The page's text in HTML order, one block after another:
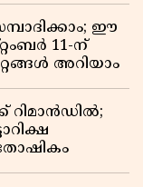
ഈ
11-ന്
അറിയാം